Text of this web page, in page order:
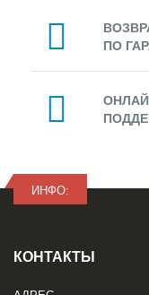
ПО
ИНФО:
КОНТАКТЫ